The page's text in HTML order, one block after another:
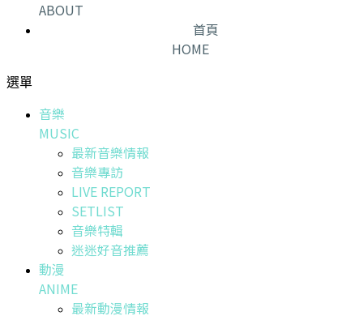
ABOUT
首頁
HOME
選單
音樂
MUSIC
最新音樂情報
音樂專訪
LIVE REPORT
SETLIST
音樂特輯
迷迷好音推薦
動漫
ANIME
最新動漫情報